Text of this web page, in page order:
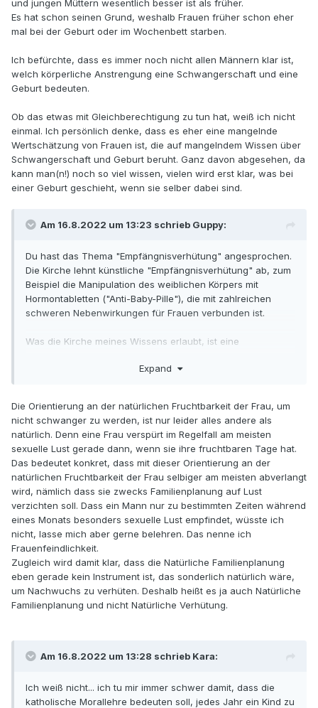
und jungen Müttern wesentlich besser ist als früher.
Es hat schon seinen Grund, weshalb Frauen früher schon eher
mal bei der Geburt oder im Wochenbett starben.
Ich befürchte, dass es immer noch nicht allen Männern klar ist,
welch körperliche Anstrengung eine Schwangerschaft und eine
Geburt bedeuten.
Ob das etwas mit Gleichberechtigung zu tun hat, weiß ich nicht
einmal. Ich persönlich denke, dass es eher eine mangelnde
Wertschätzung von Frauen ist, die auf mangelndem Wissen über
Schwangerschaft und Geburt beruht. Ganz davon abgesehen, da
kann man(n!) noch so viel wissen, vielen wird erst klar, was bei
einer Geburt geschieht, wenn sie selber dabei sind.
Am 16.8.2022 um 13:23 schrieb Guppy:
Du hast das Thema "Empfängnisverhütung" angesprochen.
Die Kirche lehnt künstliche "Empfängnisverhütung" ab, zum
Beispiel die Manipulation des weiblichen Körpers mit
Hormontabletten ("Anti-Baby-Pille"), die mit zahlreichen
schweren Nebenwirkungen für Frauen verbunden ist.
Was die Kirche meines Wissens erlaubt, ist eine
einer verantwortungsvollen Familienplanung. Die
Wo genau siehst du da nun eine angebliche
"Frauenfeindlichkeit" der Kirche?
Expand
Die Orientierung an der natürlichen Fruchtbarkeit der Frau, um
nicht schwanger zu werden, ist nur leider alles andere als
natürlich. Denn eine Frau verspürt im Regelfall am meisten
sexuelle Lust gerade dann, wenn sie ihre fruchtbaren Tage hat.
Das bedeutet konkret, dass mit dieser Orientierung an der
natürlichen Fruchtbarkeit der Frau selbiger am meisten abverlangt
wird, nämlich dass sie zwecks Familienplanung auf Lust
verzichten soll. Dass ein Mann nur zu bestimmten Zeiten während
eines Monats besonders sexuelle Lust empfindet, wüsste ich
nicht, lasse mich aber gerne belehren. Das nenne ich
Frauenfeindlichkeit.
Zugleich wird damit klar, dass die Natürliche Familienplanung
eben gerade kein Instrument ist, das sonderlich natürlich wäre,
um Nachwuchs zu verhüten. Deshalb heißt es ja auch Natürliche
Familienplanung und nicht Natürliche Verhütung.
Am 16.8.2022 um 13:28 schrieb Kara:
Ich weiß nicht... ich tu mir immer schwer damit, dass die
katholische Morallehre bedeuten soll, jedes Jahr ein Kind zu